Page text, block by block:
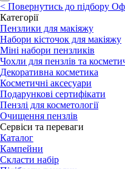
< Повернутись до підбору
Категорії
Пензлики для макіяжу
Набори кісточок для макіяжу
Міні набори пензликів
Чохли для пензлів та
Декоративна косметика
Косметичні аксесуари
Подарункові сертифікати
Пензлі для косметології
Очищення пензлів
Сервіси та переваги
Каталог
Кампейни
Скласти набір